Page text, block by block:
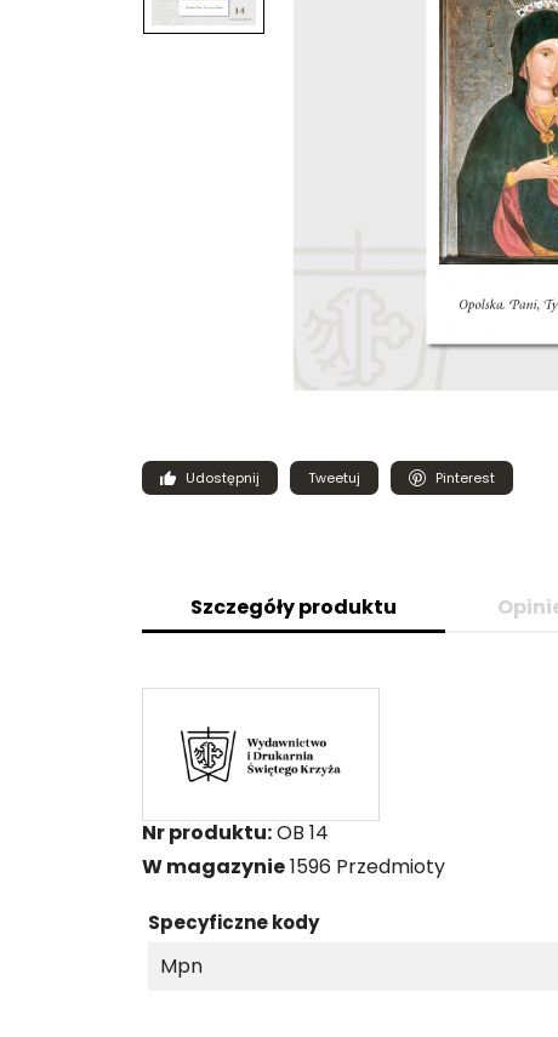
Udostępnij Tweetuj Pinterest
Szczegóły produktu
Nr produktu:OB 14
W magazynie1596 Przedmioty
Specyficzne kody
Mpn